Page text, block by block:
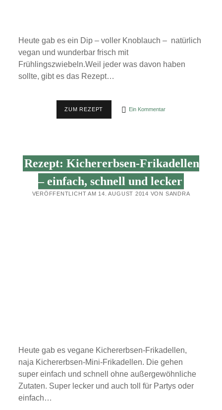
Heute gab es ein Dip – voller Knoblauch – natürlich
vegan und wunderbar frisch mit
Frühlingszwiebeln.Weil jeder was davon haben
sollte, gibt es das Rezept…
ZUM REZEPT REZEPT:
Ein Kommentar
Rezept: Kichererbsen-Frikadellen
– einfach, schnell und lecker
VERÖFFENTLICHT AM 14. AUGUST 2014 VON SANDRA
Heute gab es vegane Kichererbsen-Frikadellen,
naja Kichererbsen-Mini-Frikadellen. Die gehen
super einfach und schnell ohne außergewöhnliche
Zutaten. Super lecker und auch toll für Partys oder
einfach…